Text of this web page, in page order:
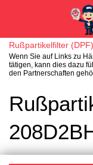
Rußpartikelfilter (DPF)
Wenn Sie auf Links zu
tätigen, kann dies dazu
den Partnerschaften